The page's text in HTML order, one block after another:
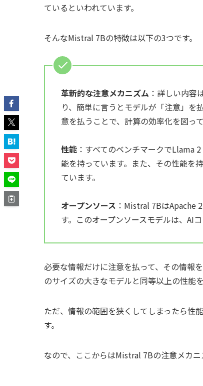
ているといわれています。
そんなMistral 7Bの特徴は以下の3つです。
革新的な注意メカニズム ：詳しい内容
り、簡単に言うとモデルが「注意」
意を払うことで、計算の効率化を図って
性能 ：すべてのベンチマークでLlama
能を持っています。また、その性能を
ています。
オープンソース ：Mistral 7BはApache
す。このオープンソースモデルは、AI
必要な情報だけに注意を払って、その情報
のサイズの大きなモデルと同等以上の性能
ただ、情報の範囲を狭くしてしまったら性
す。
なので、ここからはMistral 7Bの注意メカ